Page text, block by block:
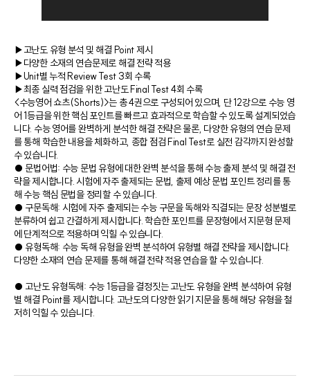
▶고난도 유형 분석 및 해결 Point 제시
▶다양한 소재의 연습문제로 해결 전략 적용
▶Unit별 누적 Review Test 3회 수록
▶최종 실력 점검을 위한 고난도 Final Test 4회 수록
<수능영어 쇼츠(Shorts)>는 총 4권으로 구성되어 있으며, 단 12강으로 수능 영
어 1등급을 위한 핵심 포인트를 빠르고 효과적으로 학습할 수 있도록 설계되었습
니다. 수능 영어를 완벽하게 분석한 해결 전략은 물론, 다양한 유형의 연습 문제
를 통해 학습한 내용을 체화하고, 종합 점검 Final Test로 실전 감각까지 완성할
수 있습니다.
● 문법어법: 수능 문법 유형에 대한 완벽 분석을 통해 수능 출제 분석 및 해결 전
략을 제시합니다. 시험에 자주 출제되는 문법, 출제 예상 문법 포인트 정리를 통
해 수능 핵심 문법을 정리할 수 있습니다.
● 구문독해: 시험에 자주 출제되는 수능 구문을 독해와 직결되는 문장 성분별로
분류하여 쉽고 간결하게 제시합니다. 학습한 포인트를 문장형에서 지문형 문제
에 단계적으로 적용하며 익힐 수 있습니다.
● 유형독해: 수능 독해 유형을 완벽 분석하여 유형별 해결 전략을 제시합니다.
다양한 소재의 연습 문제를 통해 해결 전략 적용 연습을 할 수 있습니다.
● 고난도 유형독해: 수능 1등급을 결정짓는 고난도 유형을 완벽 분석하여 유형
별 해결 Point를 제시합니다. 고난도의 다양한 읽기 지문을 통해 해당 유형을 철
저히 익힐 수 있습니다.